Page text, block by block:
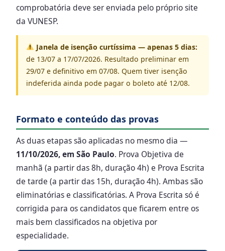
comprobatória deve ser enviada pelo próprio site
da VUNESP.
Janela de isenção curtíssima — apenas 5 dias:
de 13/07 a 17/07/2026. Resultado preliminar em
29/07 e definitivo em 07/08. Quem tiver isenção
indeferida ainda pode pagar o boleto até 12/08.
Formato e conteúdo das provas
As duas etapas são aplicadas no mesmo dia —
11/10/2026, em São Paulo. Prova Objetiva de
manhã (a partir das 8h, duração 4h) e Prova Escrita
de tarde (a partir das 15h, duração 4h). Ambas são
eliminatórias e classificatórias. A Prova Escrita só é
corrigida para os candidatos que ficarem entre os
mais bem classificados na objetiva por
especialidade.